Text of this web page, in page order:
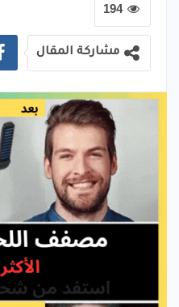
194
مشاركة المقال